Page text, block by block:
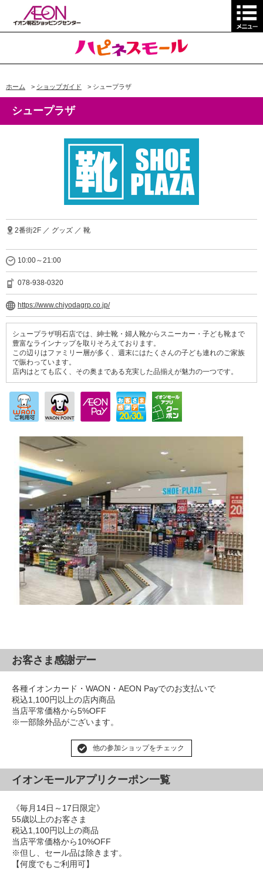
ホーム > ショップガイド > シュープラザ
シュープラザ
2番街2F ／ グッズ ／ 靴
10:00～21:00
078-938-0320
https://www.chiyodagrp.co.jp/
シュープラザ明石店では、紳士靴・婦人靴からスニーカー・子ども靴まで
豊富なラインナップを取りそろえております。
この辺りはファミリー層が多く、週末にはたくさんの子ども連れのご家族
で賑わっています。
店内はとても広く、その奥まである充実した品揃えが魅力の一つです。
お客さま感謝デー
各種イオンカード・WAON・AEON Payでのお支払いで
税込1,100円以上の店内商品
当店平常価格から5%OFF
※一部除外品がございます。
他の参加ショップをチェック
イオンモールアプリクーポン一覧
《毎月14日～17日限定》
55歳以上のお客さま
税込1,100円以上の商品
当店平常価格から10%OFF
※但し、セール品は除きます。
【何度でもご利用可】